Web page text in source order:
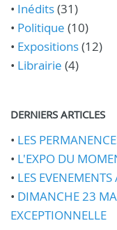
• Inédits(31)
• Politique (10)
• Expositions(12)
• Librairie (4)
DERNIERS ARTICLES
• LES
• L'EXPO DU
• LES EVENEMENTS
• DIMANCHE 23
EXCEPTIONNELLE